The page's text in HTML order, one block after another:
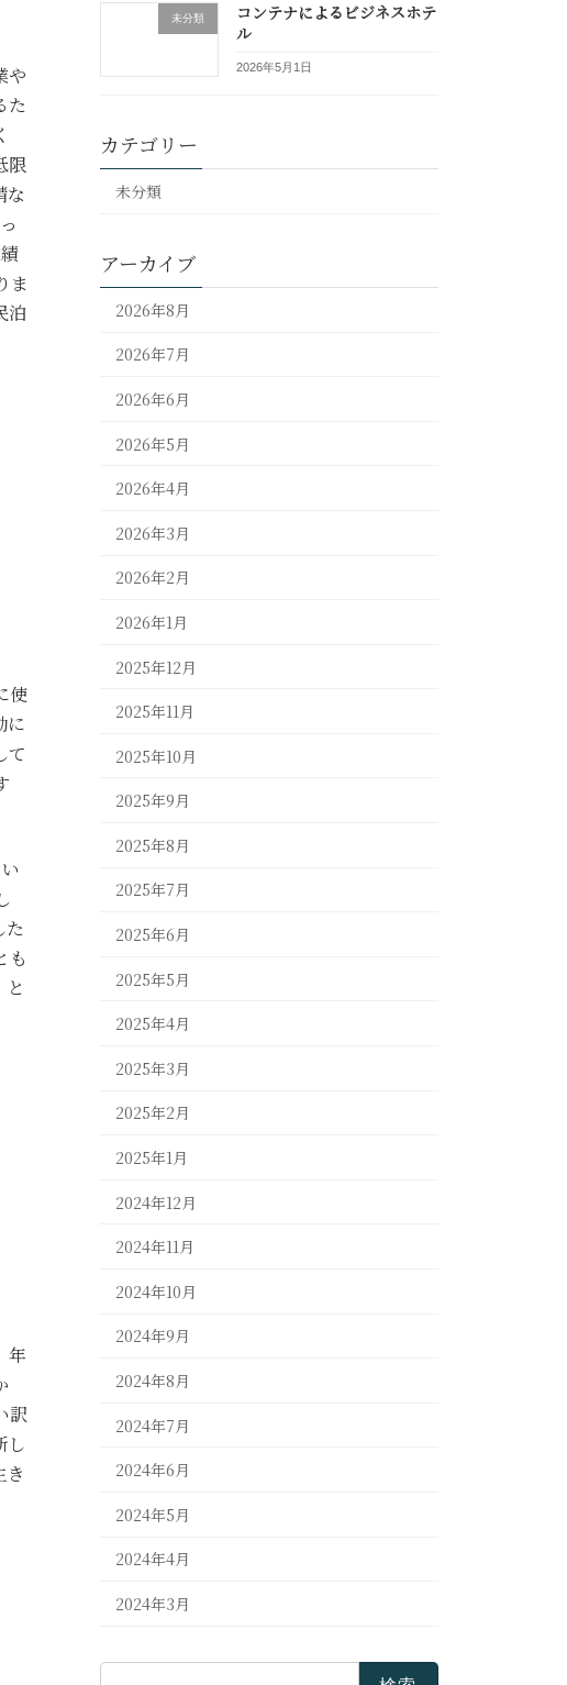
や
た
限
な
ま
泊
使
に
て
た
も
と
年
訳
し
き
未分類
コンテナによるビジネスホテ
ル
2026年5月1日
カテゴリー
未分類
アーカイブ
2026年8月
2026年7月
2026年6月
2026年5月
2026年4月
2026年3月
2026年2月
2026年1月
2025年12月
2025年11月
2025年10月
2025年9月
2025年8月
2025年7月
2025年6月
2025年5月
2025年4月
2025年3月
2025年2月
2025年1月
2024年12月
2024年11月
2024年10月
2024年9月
2024年8月
2024年7月
2024年6月
2024年5月
2024年4月
2024年3月
検